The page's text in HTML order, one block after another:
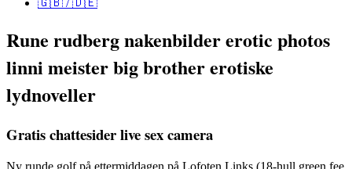
🇬🇧 / 🇩🇪
Rune rudberg nakenbilder erotic photos
linni meister big brother erotiske
lydnoveller
Gratis chattesider live sex camera
Ny runde golf på ettermiddagen på Lofoten Links (18-hull green fee